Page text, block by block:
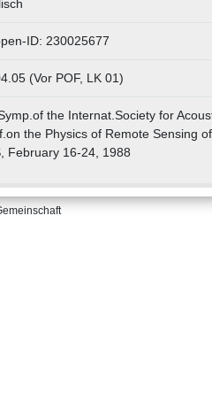
ID: 230025677
(Vor POF, LK 01)
the Internat.Society for
the Physics of Remote Sensing
February 16-24, 1988